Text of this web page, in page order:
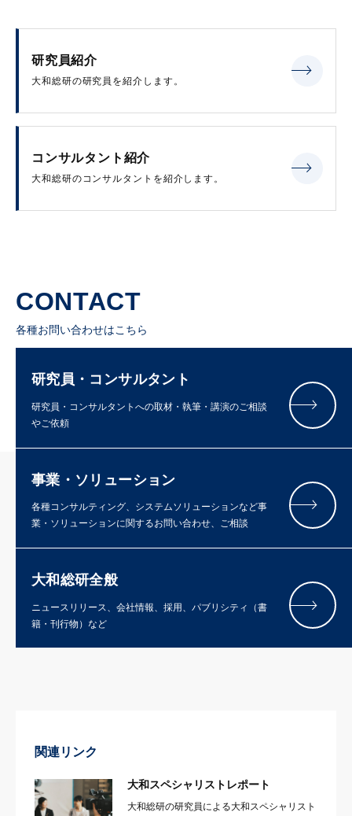
研究員紹介
大和総研の研究員を紹介します。
コンサルタント紹介
大和総研のコンサルタントを紹介します。
CONTACT
各種お問い合わせはこちら
研究員・コンサルタント
研究員・コンサルタントへの取材・執筆・講演のご相談
やご依頼
事業・ソリューション
各種コンサルティング、システムソリューションなど事
業・ソリューションに関するお問い合わせ、ご相談
大和総研全般
ニュースリリース、会社情報、採用、パブリシティ（書
籍・刊行物）など
関連リンク
大和スペシャリストレポート
大和総研の研究員による大和スペシャリスト